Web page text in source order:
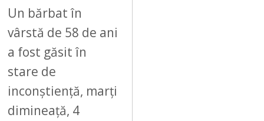
Un bărbat în
vârstă de 58 de ani
a fost găsit în
stare de
inconștiență, marți
dimineață, 4